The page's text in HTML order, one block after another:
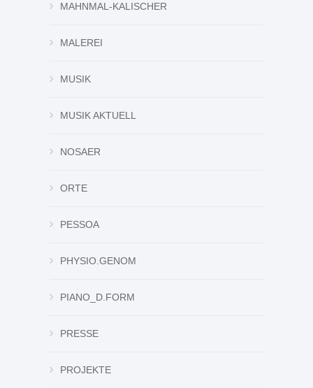
MAHNMAL-KALISCHER
MALEREI
MUSIK
MUSIK AKTUELL
NOSAER
ORTE
PESSOA
PHYSIO.GENOM
PIANO_D.FORM
PRESSE
PROJEKTE